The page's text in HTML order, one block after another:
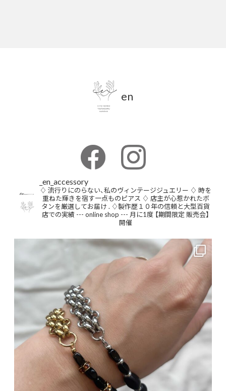
en
_en_accessory
♢ 流行りにのらない、私のヴィンテージジュエリー ♢ 時を
重ねた輝きを宿す一点ものピアス ♢ 店主が心惹かれたボ
タンを厳選してお届け . ♢製作歴１０年の信頼と大型百貨
店での実績 --- online shop --- 月に1度 【期間限定 販売会】
開催